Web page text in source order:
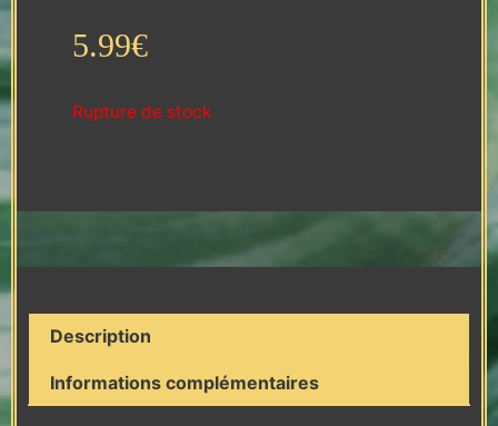
5.99€
Rupture de stock
Description
Informations complémentaires